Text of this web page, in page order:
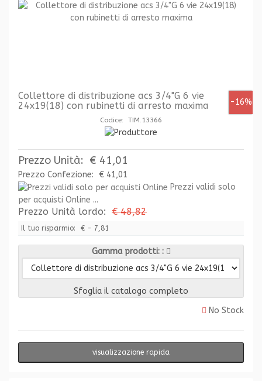
-16%
Collettore di distribuzione acs 3/4"G 6 vie
24x19(18) con rubinetti di arresto maxima
Codice: TIM.13366
Prezzo Unità: € 41,01
Prezzo Confezione:
€ 41,01
Prezzi validi solo
per acquisti Online ...
Prezzo Unità lordo: € 48,82
Il tuo risparmio: € - 7,81
Gamma prodotti:
Sfoglia il catalogo completo
No Stock
visualizzazione rapida